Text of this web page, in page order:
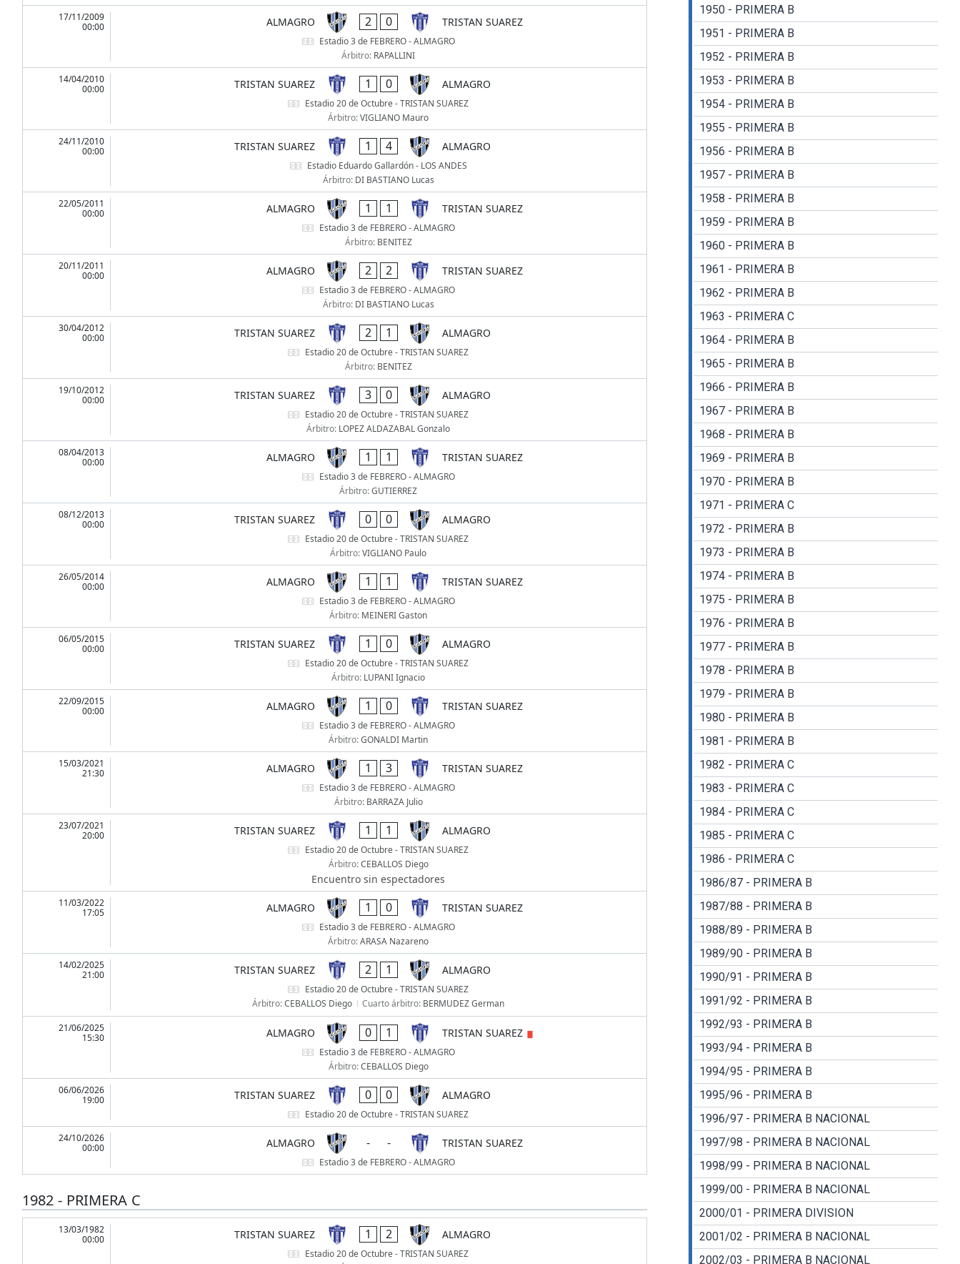
17/11/2009
00:00
ALMAGRO 2 0 TRISTAN SUAREZ
Estadio 3 de FEBRERO - ALMAGRO
Árbitro: RAPALLINI
14/04/2010
00:00
TRISTAN SUAREZ 1 0 ALMAGRO
Estadio 20 de Octubre - TRISTAN SUAREZ
Árbitro:VIGLIANO Mauro
24/11/2010
00:00
TRISTAN SUAREZ 1 4 ALMAGRO
Estadio Eduardo Gallardón - LOS ANDES
Árbitro: DI BASTIANO Lucas
22/05/2011
00:00
ALMAGRO 1 1 TRISTAN SUAREZ
Estadio 3 de FEBRERO - ALMAGRO
Árbitro: BENITEZ
20/11/2011
00:00
ALMAGRO 2 2 TRISTAN SUAREZ
Estadio 3 de FEBRERO - ALMAGRO
Árbitro: DI BASTIANO Lucas
30/04/2012
00:00
TRISTAN SUAREZ 2 1 ALMAGRO
Estadio 20 de Octubre - TRISTAN SUAREZ
Árbitro: BENITEZ
19/10/2012
00:00
TRISTAN SUAREZ 3 0 ALMAGRO
Estadio 20 de Octubre - TRISTAN SUAREZ
Árbitro: LOPEZ ALDAZABAL Gonzalo
08/04/2013
00:00
ALMAGRO 1 1 TRISTAN SUAREZ
Estadio 3 de FEBRERO - ALMAGRO
Árbitro:GUTIERREZ
08/12/2013
00:00
TRISTAN SUAREZ 0 0 ALMAGRO
Estadio 20 de Octubre - TRISTAN SUAREZ
Árbitro:VIGLIANO Paulo
26/05/2014
00:00
ALMAGRO 1 1 TRISTAN SUAREZ
Estadio 3 de FEBRERO - ALMAGRO
Árbitro: MEINERI Gaston
06/05/2015
00:00
TRISTAN SUAREZ 1 0 ALMAGRO
Estadio 20 de Octubre - TRISTAN SUAREZ
Árbitro: LUPANI Ignacio
22/09/2015
00:00
ALMAGRO 1 0 TRISTAN SUAREZ
Estadio 3 de FEBRERO - ALMAGRO
Árbitro:GONALDI Martin
15/03/2021
21:30
ALMAGRO 1 3 TRISTAN SUAREZ
Estadio 3 de FEBRERO - ALMAGRO
Árbitro: BARRAZA Julio
23/07/2021
20:00
TRISTAN SUAREZ 1 1 ALMAGRO
Estadio 20 de Octubre - TRISTAN SUAREZ
Árbitro:CEBALLOS Diego
Encuentro sin espectadores
11/03/2022
17:05
ALMAGRO 1 0 TRISTAN SUAREZ
Estadio 3 de FEBRERO - ALMAGRO
Árbitro:ARASA Nazareno
14/02/2025
21:00
TRISTAN SUAREZ 2 1 ALMAGRO
Estadio 20 de Octubre - TRISTAN SUAREZ
Árbitro:CEBALLOS Diego Cuarto árbitro: BERMUDEZ German
21/06/2025
15:30
ALMAGRO 0 1 TRISTAN SUAREZ
Estadio 3 de FEBRERO - ALMAGRO
Árbitro:CEBALLOS Diego
06/06/2026
19:00
TRISTAN SUAREZ 0 0 ALMAGRO
Estadio 20 de Octubre - TRISTAN SUAREZ
24/10/2026
00:00
ALMAGRO - - TRISTAN SUAREZ
Estadio 3 de FEBRERO - ALMAGRO
1982 - PRIMERA C
13/03/1982
00:00
TRISTAN SUAREZ 1 2 ALMAGRO
Estadio 20 de Octubre - TRISTAN SUAREZ
1950 - PRIMERA B
1951 - PRIMERA B
1952 - PRIMERA B
1953 - PRIMERA B
1954 - PRIMERA B
1955 - PRIMERA B
1956 - PRIMERA B
1957 - PRIMERA B
1958 - PRIMERA B
1959 - PRIMERA B
1960 - PRIMERA B
1961 - PRIMERA B
1962 - PRIMERA B
1963 - PRIMERA C
1964 - PRIMERA B
1965 - PRIMERA B
1966 - PRIMERA B
1967 - PRIMERA B
1968 - PRIMERA B
1969 - PRIMERA B
1970 - PRIMERA B
1971 - PRIMERA C
1972 - PRIMERA B
1973 - PRIMERA B
1974 - PRIMERA B
1975 - PRIMERA B
1976 - PRIMERA B
1977 - PRIMERA B
1978 - PRIMERA B
1979 - PRIMERA B
1980 - PRIMERA B
1981 - PRIMERA B
1982 - PRIMERA C
1983 - PRIMERA C
1984 - PRIMERA C
1985 - PRIMERA C
1986 - PRIMERA C
1986/87 - PRIMERA B
1987/88 - PRIMERA B
1988/89 - PRIMERA B
1989/90 - PRIMERA B
1990/91 - PRIMERA B
1991/92 - PRIMERA B
1992/93 - PRIMERA B
1993/94 - PRIMERA B
1994/95 - PRIMERA B
1995/96 - PRIMERA B
1996/97 - PRIMERA B NACIONAL
1997/98 - PRIMERA B NACIONAL
1998/99 - PRIMERA B NACIONAL
1999/00 - PRIMERA B NACIONAL
2000/01 - PRIMERA DIVISION
2001/02 - PRIMERA B NACIONAL
2002/03 - PRIMERA B NACIONAL